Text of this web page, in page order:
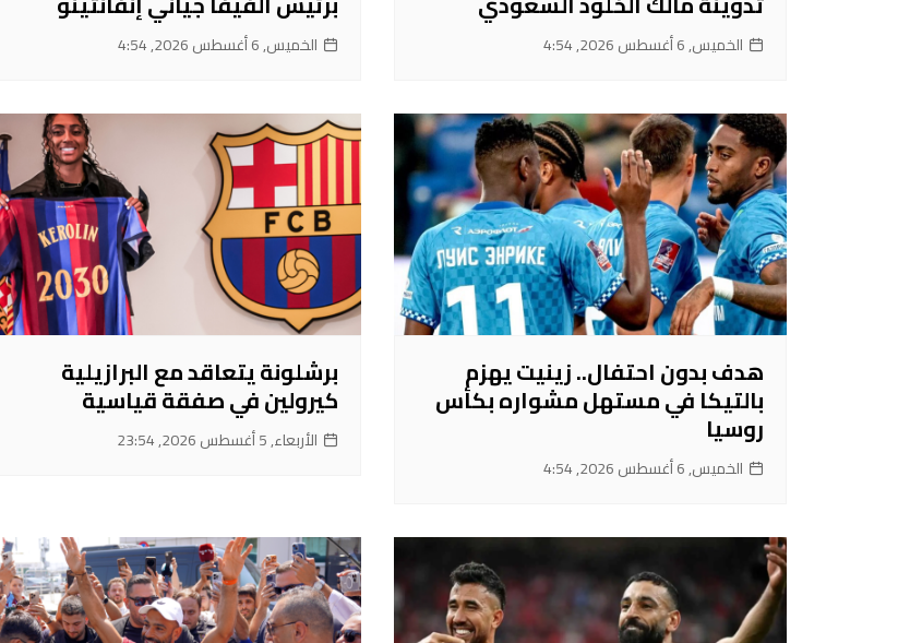
الخميس, 6 أغسطس 2026, 4:54 الخميس, 6 أغسطس 2026, 4:54
هدف بدون احتفال.. زينيت يهزم
بالتيكا في مستهل مشواره بكأس
روسيا
الخميس, 6 أغسطس 2026, 4:54
برشلونة يتعاقد مع البرازيلية
كيرولين في صفقة قياسية
الأربعاء, 5 أغسطس 2026, 23:54